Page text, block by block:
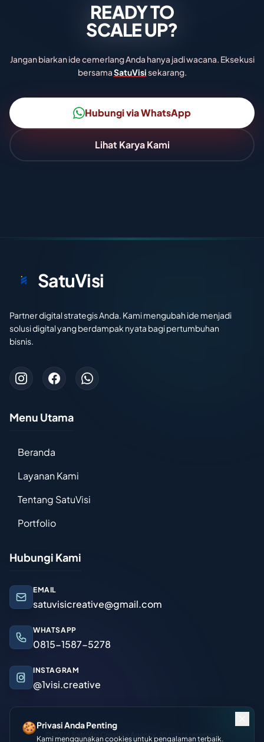
READY TO
SCALE UP?
Jangan biarkan ide cemerlang Anda hanya jadi wacana. Eksekusi
bersamaSatuVisisekarang.
Hubungi via WhatsApp
Lihat Karya Kami
SatuVisi
Partner digital strategis Anda. Kami mengubah ide menjadi
solusi digital yang berdampak nyata bagi pertumbuhan
bisnis.
Menu Utama
Beranda
Layanan Kami
Tentang SatuVisi
Portfolio
Hubungi Kami
EMAIL
satuvisicreative@gmail.com
WHATSAPP
0815-1587-5278
INSTAGRAM
@1visi.creative
© 2026 SatuVisi Creative Agency
. All rights reserved.
🍪Privasi Anda Penting
Kami menggunakan cookies untuk pengalaman terbaik.